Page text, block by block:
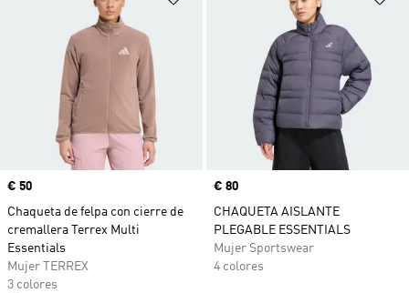
Precio
€ 50
Chaqueta de felpa con cierre de
cremallera Terrex Multi
Essentials
Mujer TERREX
3 colores
Precio
€ 80
CHAQUETA AISLANTE
PLEGABLE ESSENTIALS
Mujer Sportswear
4 colores